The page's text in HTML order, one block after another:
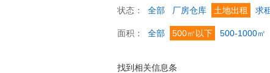
状态： 全部 厂房仓库 土地出租 求
面积： 全部 500㎡以下 500-1000㎡
找到相关信息条